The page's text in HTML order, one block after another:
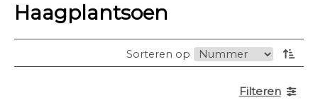
Haagplantsoen
Sorteren op
Filteren